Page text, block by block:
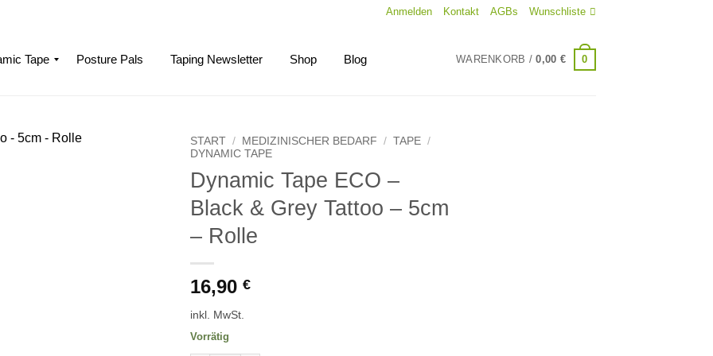
Anmelden Kontakt AGBs Wunschliste
Tape Posture Pals Taping Newsletter Shop Blog WARENKORB /0,00 € 0
START / MEDIZINISCHER BEDARF / TAPE /
DYNAMIC TAPE
Dynamic Tape ECO –
Black & Grey Tattoo – 5cm
– Rolle
16,90 €
inkl. MwSt.
Vorrätig